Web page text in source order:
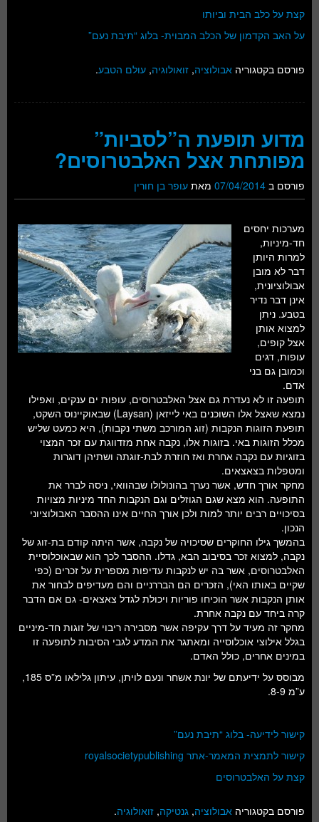
קצת על כלב הבית וביותו
על האב הקדמון של הכלב המבוית- בלוג “תיבת נעם”
פורסם בקטגוריה אבולוציה, זואולוגיה, עולם הטבע.
מדוע תופעת ה”לסביות”
מפותחת אצל האלבטרוסים?
פורסם ב 07/04/2014 מאת עופר בן חורין
מערכות יחסים
חד-מיניות,
למרות היותן
דבר לא מובן
אבולוציונית,
אינן דבר נדיר
בטבע. ניתן
למצוא אותן
אצל קופים,
עופות, דגים
וכמובן גם בני
אדם.
תופעה זו לא נעדרת גם אצל האלבטרוסים, עופות ים ענקים, ואפילו
נמצא שאצל אלו השוכנים באי לייזאן (Laysan) שבאוקיינוס השקט,
תופעת הזוגות הנקבות (זוג המורכב משתי נקבות), היא כמעט שליש
מכלל הזוגות באי. בזוגות אלו, נקבה אחת מזדווגת עם זכר המצוי
בזוגיות עם נקבה אחרת ואז חוזרת לבת-זוגתה ושתיהן דוגרות
ומטפלות בצאצאים.
מחקר אורך חדש, אשר נערך בהונולולו שבהוואי, ניסה לברר את
התופעה. הוא מצא שגם הגוזלים וגם הנקבות החד מיניות מצויות
בסיכויים רבים יותר למות ולכן אורך החיים אינו ההסבר האבולוציוני
הנכון.
בהמשך גילו החוקרים שסיכויה של נקבה, אשר היתה קודם בת-זוג של
נקבה, למצוא זכר בסיבוב הבא, גדלו. ההסבר לכך הוא שבאוכלוסיית
האלבטרוסים, אשר בה יש לנקבות עדיפות מספרית על זכרים (כפי
שקיים באותו האי), הזכרים הם הבררניים והם מעדיפים לבחור את
אותן הנקבות אשר הוכיחו פוריות ויכולת לגדל צאצאים- גם אם הדבר
קרה ביחד עם נקבה אחרת.
מחקר זה מעיד על דרך עקיפה אשר מסבירה ריבוי של זוגות חד-מיניים
בגלל אילוצי אוכלוסייה ומאתגר את המדע לגבי הסיבות לתופעה זו
במינים אחרים, כולל האדם.
מבוסס על ידיעתם של יונת אשחר ונעם לויתן, עיתון גלילאו מ”ס 185,
ע”מ 8-9.
קישור לידיעה- בלוג “תיבת נעם”
קישור לתמצית המאמר-אתר royalsocietypublishing
קצת על האלבטרוסים
פורסם בקטגוריה אבולוציה, גנטיקה, זואולוגיה.